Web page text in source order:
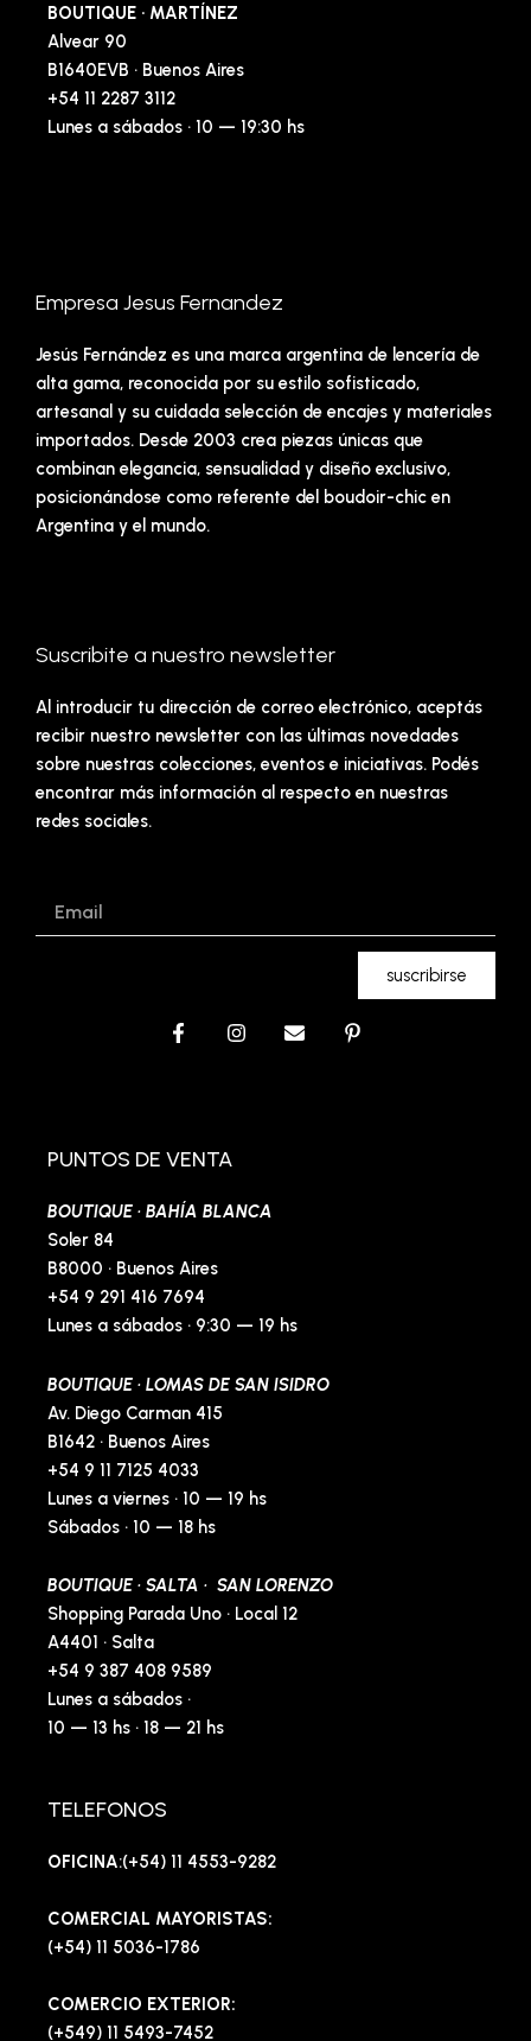
BOUTIQUE · MARTÍNEZ
Alvear 90
B1640EVB · Buenos Aires
+54 11 2287 3112
Lunes a sábados · 10 — 19:30 hs
Empresa Jesus Fernandez
Jesús Fernández es una marca argentina de lencería de
alta gama, reconocida por su estilo sofisticado,
artesanal y su cuidada selección de encajes y materiales
importados. Desde 2003 crea piezas únicas que
combinan elegancia, sensualidad y diseño exclusivo,
posicionándose como referente del boudoir-chic en
Argentina y el mundo.
Suscribite a nuestro newsletter
Al introducir tu dirección de correo electrónico, aceptás
recibir nuestro newsletter con las últimas novedades
sobre nuestras colecciones, eventos e iniciativas. Podés
encontrar más información al respecto en nuestras
redes sociales.
suscribirse
F
o
k
f
I
E
P
PUNTOS DE VENTA
BOUTIQUE · BAHÍA BLANCA
Soler 84
B8000 · Buenos Aires
+54 9 291 416 7694
Lunes a sábados · 9:30 — 19 hs
BOUTIQUE · LOMAS DE SAN ISIDRO
Av. Diego Carman 415
B1642 · Buenos Aires
+54 9 11 7125 4033
Lunes a viernes · 10 — 19 hs
Sábados · 10 — 18 hs
BOUTIQUE · SALTA · SAN LORENZO
Shopping Parada Uno · Local 12
A4401 · Salta
+54 9 387 408 9589
Lunes a sábados ·
10 — 13 hs · 18 — 21 hs
TELEFONOS
OFICINA:(+54) 11 4553-9282
COMERCIAL MAYORISTAS:
(+54) 11 5036-1786
COMERCIO EXTERIOR:
(+549) 11 5493-7452